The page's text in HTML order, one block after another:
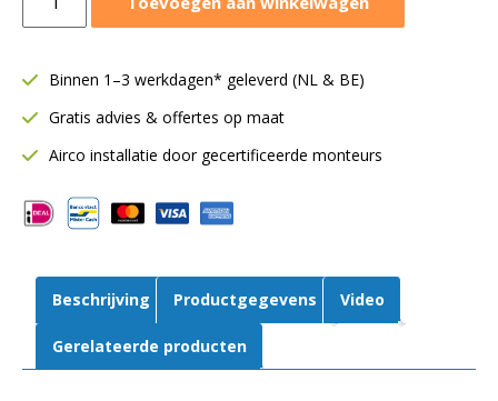
Ø100
|
Met
|
Tot
m³/h
aantal
Binnen 1–3 werkdagen* geleverd (NL & BE)
Gratis advies & offertes op maat
Airco installatie door gecertificeerde monteurs
Beschrijving Productgegevens Video
Gerelateerde producten